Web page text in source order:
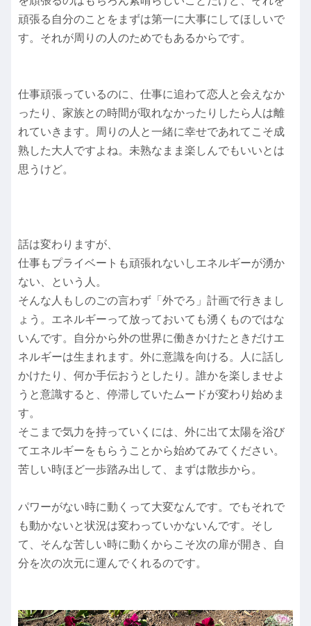
頑張る自分のことをまずは第一に大事にしてほしいで
す。それが周りの人のためでもあるからです。
仕事頑張っているのに、仕事に追わて恋人と会えなか
ったり、家族との時間が取れなかったりしたら人は離
れていきます。周りの人と一緒に幸せであれてこそ成
熟した大人ですよね。未熟なまま楽しんでもいいとは
思うけど。
話は変わりますが、
仕事もプライベートも頑張れないしエネルギーが湧か
ない、という人。
そんな人もしのごの言わず「外でろ」計画で行きまし
ょう。エネルギーって放っておいても湧くものではな
いんです。自分から外の世界に働きかけたときだけエ
ネルギーは生まれます。外に意識を向ける。人に話し
かけたり、何か手伝おうとしたり。誰かを楽しませよ
うと意識すると、停滞していたムードが変わり始めま
す。
そこまで気力を持っていくには、外に出て太陽を浴び
てエネルギーをもらうことから始めてみてください。
苦しい時ほど一歩踏み出して、まずは散歩から。
パワーがない時に動くって大変なんです。でもそれで
も動かないと状況は変わっていかないんです。そし
て、そんな苦しい時に動くからこそ次の扉が開き、自
分を次の次元に運んでくれるのです。